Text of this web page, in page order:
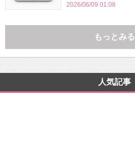
2026/06/09 01:08
もっとみる
人気記事